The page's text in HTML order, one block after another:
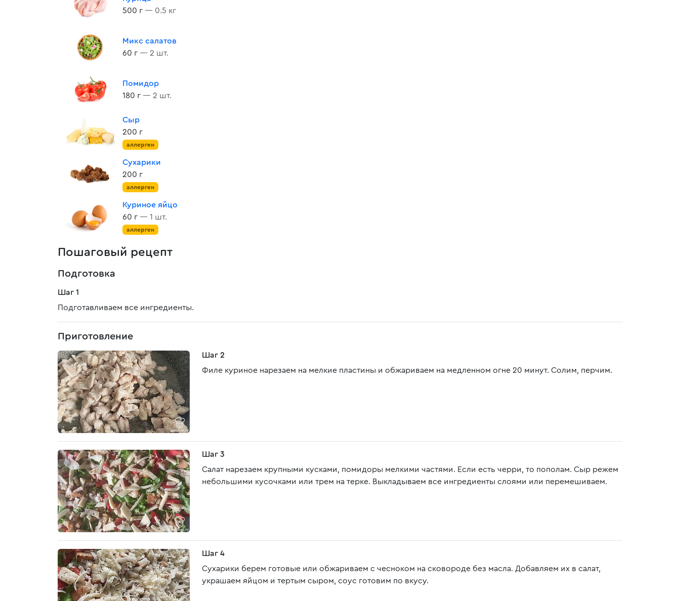
500 г — 0.5 кг
Микс салатов
60 г — 2 шт.
Помидор
180 г — 2 шт.
Сыр
200 г
аллерген
Сухарики
200 г
аллерген
Куриное яйцо
60 г — 1 шт.
аллерген
Пошаговый рецепт
Подготовка
Шаг 1
Подготавливаем все ингредиенты.
Приготовление
Шаг 2
Филе куриное нарезаем на мелкие пластины и обжариваем на медленном огне 20 минут. Солим, перчим.
Шаг 3
Салат нарезаем крупными кусками, помидоры мелкими частями. Если есть черри, то пополам. Сыр режем
небольшими кусочками или трем на терке. Выкладываем все ингредиенты слоями или перемешиваем.
Шаг 4
Сухарики берем готовые или обжариваем с чесноком на сковороде без масла. Добавляем их в салат,
украшаем яйцом и тертым сыром, соус готовим по вкусу.